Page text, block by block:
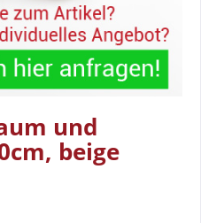
und
beige